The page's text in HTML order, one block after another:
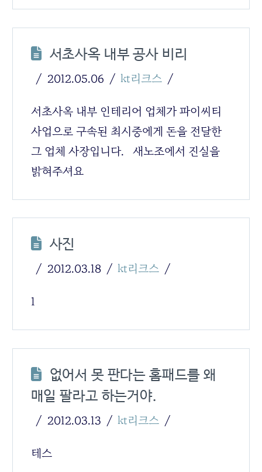
서초사옥 내부 공사 비리
2012.05.06 kt리크스
서초사옥 내부 인테리어 업체가 파이씨티
사업으로 구속된 최시중에게 돈을 전달한
그 업체 사장입니다. 새노조에서 진실을
밝혀주셔요
사진
2012.03.18 kt리크스
1
없어서 못 판다는 홈패드를 왜
매일 팔라고 하는거야.
2012.03.13 kt리크스
테스